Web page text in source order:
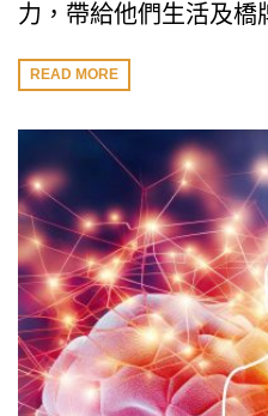
力，帶給他們生活及橋
READ MORE